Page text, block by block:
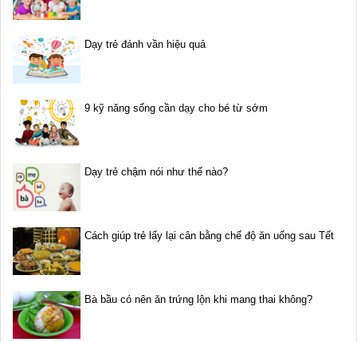
Dạy trẻ đánh vần hiệu quả
9 kỹ năng sống cần dạy cho bé từ sớm
Dạy trẻ chậm nói như thế nào?
Cách giúp trẻ lấy lại cân bằng chế độ ăn uống sau Tết
Bà bầu có nên ăn trứng lộn khi mang thai không?